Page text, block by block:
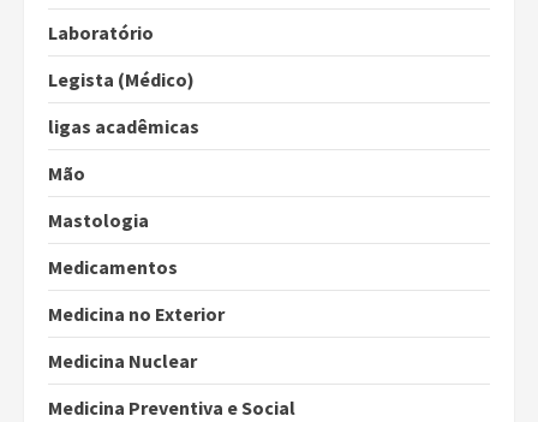
Laboratório
Legista (Médico)
ligas acadêmicas
Mão
Mastologia
Medicamentos
Medicina no Exterior
Medicina Nuclear
Medicina Preventiva e Social